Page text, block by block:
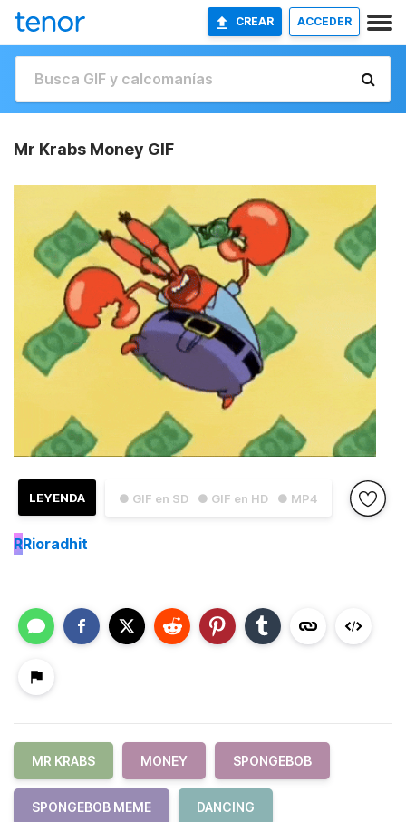
CREAR ACCEDER
Mr Krabs Money GIF
● GIF en SD ● GIF en HD ● MP4
LEYENDA
RRioradhit
MR KRABS MONEY SPONGEBOB
SPONGEBOB MEME DANCING